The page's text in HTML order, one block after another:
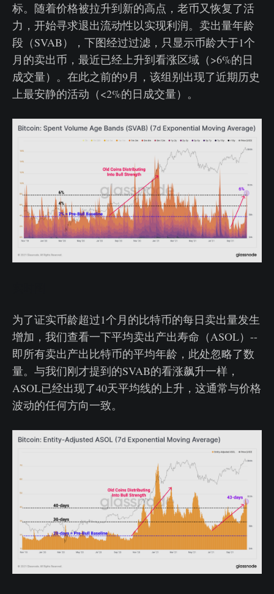
标。随着价格被拉升到新的高点，老币又恢复了活
力，开始寻求退出流动性以实现利润。卖出量年龄
段（SVAB），下图经过过滤，只显示币龄大于1个
月的卖出币，最近已经上升到看涨区域（>6%的日
成交量）。在此之前的9月，该组别出现了近期历史
上最安静的活动（<2%的日成交量）。
为了证实币龄超过1个月的比特币的每日卖出量发生
增加，我们查看一下平均卖出产出寿命（ASOL）--
即所有卖出产出比特币的平均年龄，此处忽略了数
量。与我们刚才提到的SVAB的看涨飙升一样，
ASOL已经出现了40天平均线的上升，这通常与价格
波动的任何方向一致。